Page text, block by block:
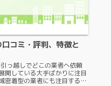
コミ・評判、特徴と
っ越しでどこの業者へ依頼
開している大手ばかりに注目
密着型の業者にも注目するべ